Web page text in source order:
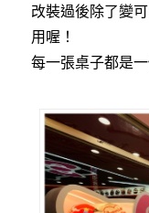
改裝過後除了變
用喔！
每一張桌子都是